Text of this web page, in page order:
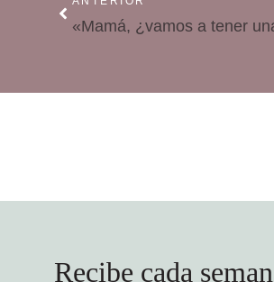
Recibe cada